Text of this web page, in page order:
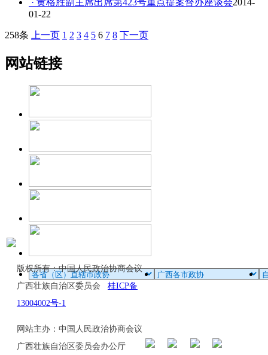
· 黄格胜副主席出席第423号重点提案督办座谈会2014-
01-22
258条 上一页 1 2 3 4 5 6 7 8 下一页
网站链接
版权所有：中国人民政治协商会议
广西壮族自治区委员会 桂ICP备
13004002号-1
网站主办：中国人民政治协商会议
广西壮族自治区委员会办公厅